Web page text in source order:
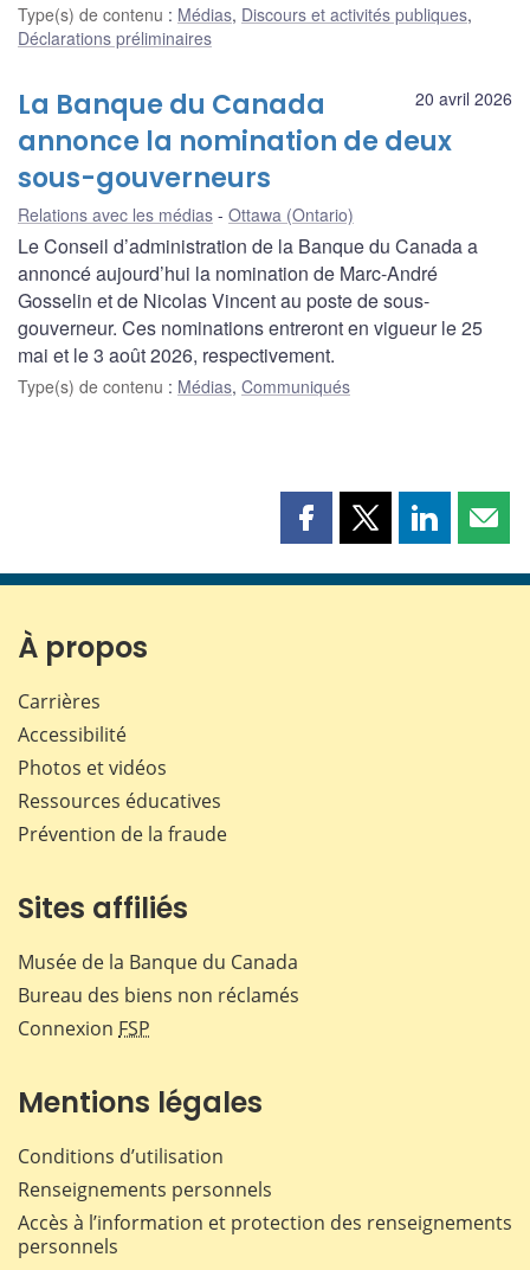
Type(s) de contenu : Médias, Discours et activités publiques,
Déclarations préliminaires
20 avril 2026
La Banque du Canada
annonce la nomination de deux
sous-gouverneurs
Relations avec les médias Ottawa (Ontario)
Le Conseil d’administration de la Banque du Canada a
annoncé aujourd’hui la nomination de Marc-André
Gosselin et de Nicolas Vincent au poste de sous-
gouverneur. Ces nominations entreront en vigueur le 25
mai et le 3 août 2026, respectivement.
Type(s) de contenu : Médias, Communiqués
Partager
page
Partager
page
Partager
page page
À propos
Carrières
Accessibilité
Photos et vidéos
Ressources éducatives
Prévention de la fraude
Sites affiliés
Musée de la Banque du Canada
Bureau des biens non réclamés
Connexion FSP
Mentions légales
Conditions d’utilisation
Renseignements personnels
Accès à l’information et protection des renseignements
personnels